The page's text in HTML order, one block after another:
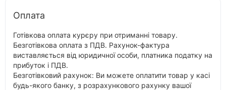
Оплата
Готівкова оплата курєру при отриманні товару.
Безготівкова оплата з ПДВ. Рахунок-фактура
виставляється від юридичної особи, платника податку на
прибуток і ПДВ.
Безготівковий рахунок: Ви можете оплатити товар у касі
будь-якого банку, з розрахункового рахунку вашої